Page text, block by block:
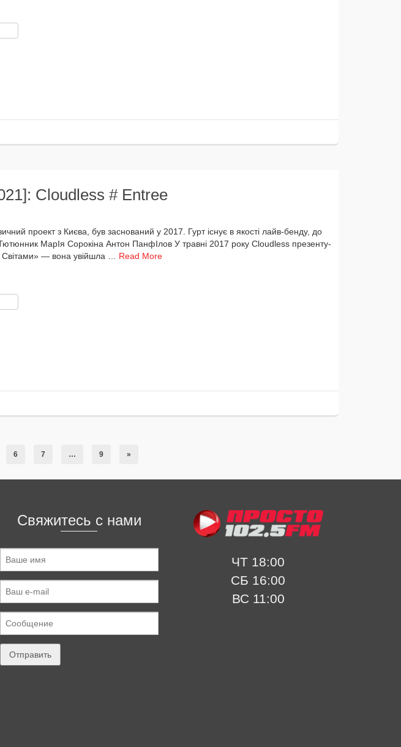
Cloudless # Entree
про­ект з Києва, був зас­но­ва­ний у 2017. Гурт існує в яко­сті лайв-бенду, до
МарІя Сорокіна Антон ПанфІлов У трав­ні 2017 року Cloudless пре­зен­ту­
— вона увій­ш­ла … Read More
6 7 … 9 »
Свяжитесь с нами
ЧТ 18:00
СБ 16:00
ВС 11:00